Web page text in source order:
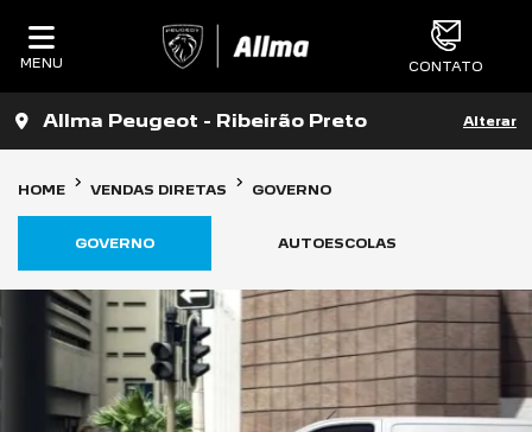
MENU CONTATO
Allma Peugeot - Ribeirão Preto Alterar
HOME VENDAS DIRETAS GOVERNO
AUTOESCOLAS
GOVERNO